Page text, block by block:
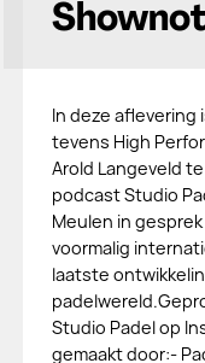
In deze aflevering
tevens High
Arold Langeveld
podcast Studio
Meulen in
voormalig
laatste
Studio Padel op
gemaakt door:-